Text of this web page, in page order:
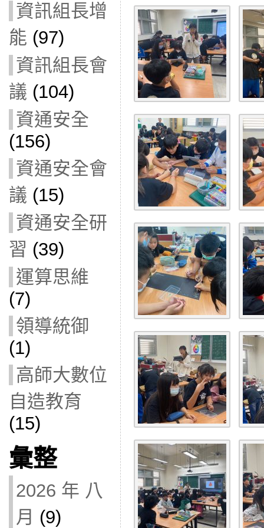
資訊組長增
能 (97)
資訊組長會
議 (104)
資通安全
(156)
資通安全會
議 (15)
資通安全研
習 (39)
運算思維
(7)
領導統御
(1)
高師大數位
自造教育
(15)
彙整
2026 年 八
月 (9)